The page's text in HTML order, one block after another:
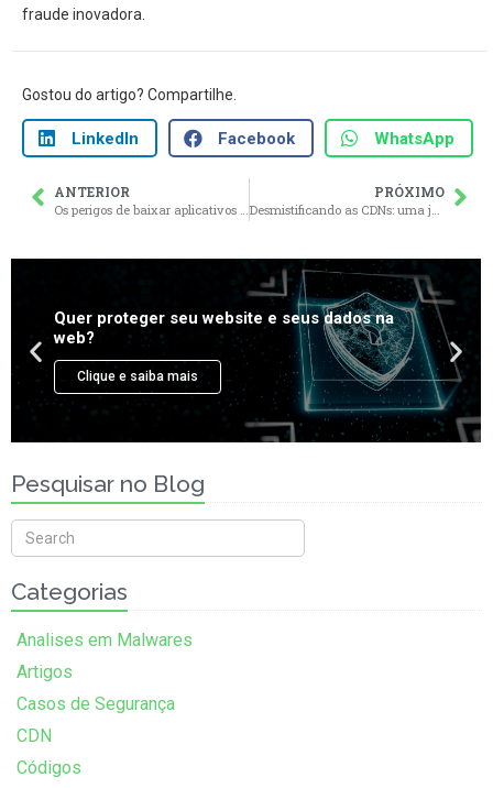
fraude inovadora.
Gostou do artigo? Compartilhe.
LinkedIn Facebook WhatsApp
ANTERIOR PRÓXIMO
Quer proteger seu website e seus dados na
web?
Clique e saiba mais
Pesquisar no Blog
Categorias
Analises em Malwares
Artigos
Casos de Segurança
CDN
Códigos